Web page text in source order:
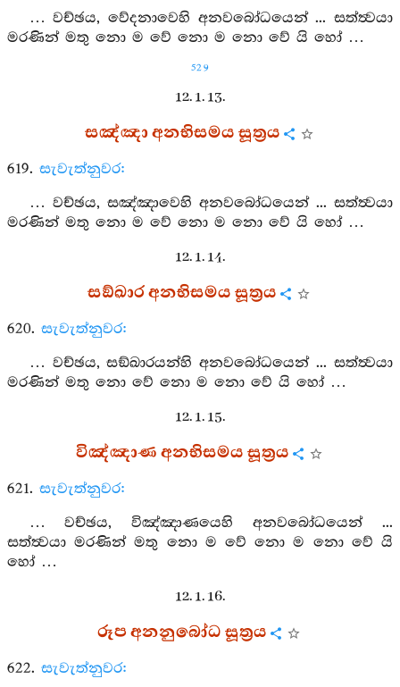
… වච්ඡය, වේදනාවෙහි අනවබෝධයෙන් ... සත්ත්‍වයා
මරණින් මතු නො ම වේ නො ම නො වේ යි හෝ …
529
12. 1. 13.
සඤ්ඤා අනභිසමය සූත්‍රය
619. සැවැත්නුවර:
… වච්ඡය, සඤ්ඤාවෙහි අනවබෝධයෙන් ... සත්ත්‍වයා
මරණින් මතු නො ම වේ නො ම නො වේ යි හෝ …
12. 1. 14.
සඞ්ඛාර අනභිසමය සූත්‍රය
620. සැවැත්නුවර:
… වච්ඡය, සඞ්ඛාරයන්හි අනවබෝධයෙන් ... සත්ත්‍වයා
මරණින් මතු නො වේ නො ම නො වේ යි හෝ …
12. 1. 15.
විඤ්ඤාණ අනභිසමය සූත්‍රය
621. සැවැත්නුවර:
… වච්ඡය, විඤ්ඤාණයෙහි අනවබෝධයෙන් ...
සත්ත්‍වයා මරණින් මතු නො ම වේ නො ම නො වේ යි
හෝ …
12. 1. 16.
රූප අනනුබෝධ සූත්‍රය
622. සැවැත්නුවර: